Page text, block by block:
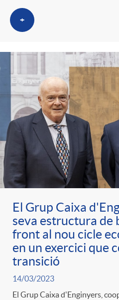
+
El Grup Caixa
seva estructura de
front al nou cicle
en un exercici que
transició
14/03/2023
El Grup Caixa d'Enginyers,